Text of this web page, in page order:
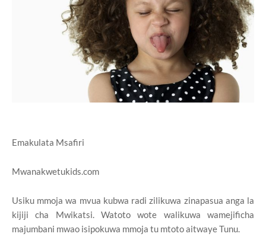
Emakulata Msafiri
Mwanakwetukids.com
Usiku mmoja wa mvua kubwa radi zilikuwa zinapasua anga la
kijiji cha Mwikatsi. Watoto wote walikuwa wamejificha
majumbani mwao isipokuwa mmoja tu mtoto aitwaye Tunu.